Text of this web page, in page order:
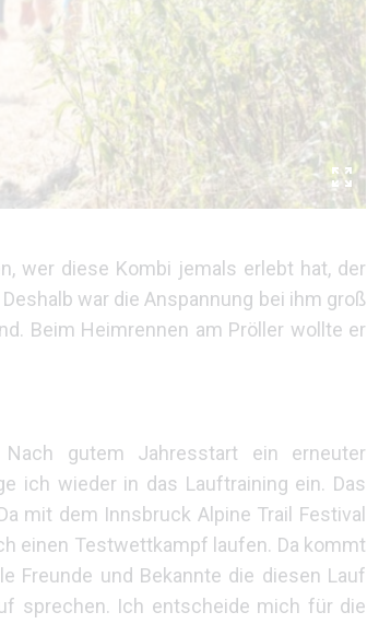
wer diese Kombi jemals erlebt hat, der
war die Anspannung bei ihm groß
Beim Heimrennen am Pröller wollte er
gutem Jahresstart ein erneuter
ich wieder in das Lauftraining ein. Das
mit dem Innsbruck Alpine Trail Festival
einen Testwettkampf laufen. Da kommt
Freunde und Bekannte die diesen Lauf
sprechen. Ich entscheide mich für die